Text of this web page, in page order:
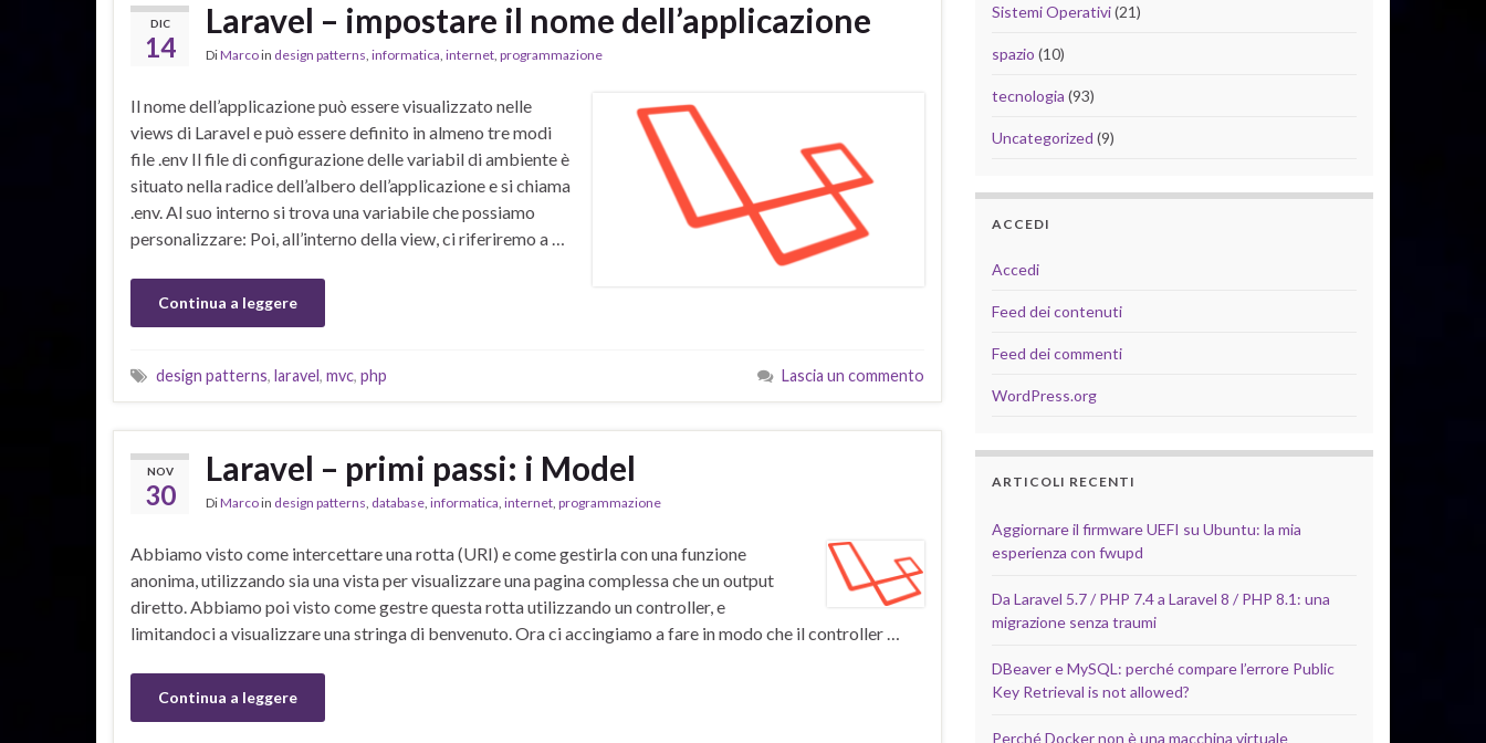
DIC
14
Laravel – impostare il nome dell’applicazione
DiMarcoin design patterns informatica internet programmazione
Il nome dell’applicazione può essere visualizzato nelle
views di Laravel e può essere definito in almeno tre modi
file .env Il file di configurazione delle variabil di ambiente è
situato nella radice dell’albero dell’applicazione e si chiama
.env. Al suo interno si trova una variabile che possiamo
personalizzare: Poi, all’interno della view, ci riferiremo a …
Continua a leggere
design patterns, laravel, mvc, php Lascia un commento
NOV
30
Laravel – primi passi: i Model
DiMarcoin design patterns database informatica internet programmazione
Abbiamo visto come intercettare una rotta (URI) e come gestirla con una funzione
anonima, utilizzando sia una vista per visualizzare una pagina complessa che un output
diretto. Abbiamo poi visto come gestre questa rotta utilizzando un controller, e
limitandoci a visualizzare una stringa di benvenuto. Ora ci accingiamo a fare in modo che il controller …
Continua a leggere
Sistemi Operativi(21)
spazio (10)
tecnologia (93)
Uncategorized (9)
ACCEDI
Accedi
Feed dei contenuti
Feed dei commenti
WordPress.org
ARTICOLI RECENTI
Aggiornare il firmware UEFI su Ubuntu: la mia
esperienza con fwupd
Da Laravel 5.7 / PHP 7.4 a Laravel 8 / PHP 8.1: una
migrazione senza traumi
DBeaver e MySQL: perché compare l’errore Public
Key Retrieval is not allowed?
Perché Docker non è una macchina virtuale